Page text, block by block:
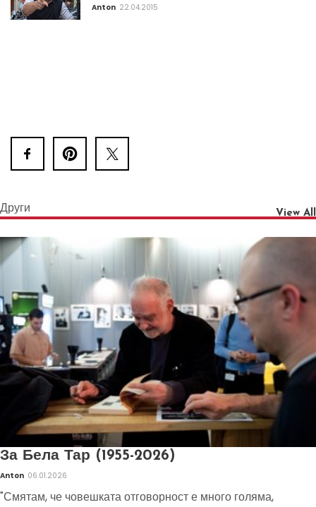
Anton 22.04.2015
Други View All
За Бела Тар (1955-2026)
Anton 06.01.2026
"Смятам, че човешката отговорност е много голяма,